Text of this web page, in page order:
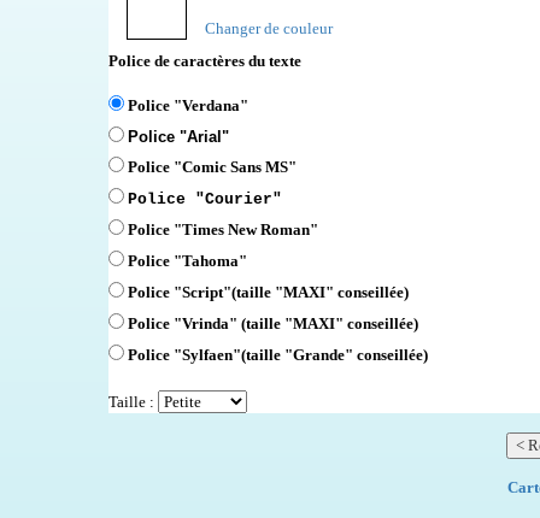
Changer de couleur
Police de caractères du texte
Police "Verdana"
Police "Arial"
Police "Comic Sans MS"
Police "Courier"
Police "Times New Roman"
Police "Tahoma"
Police "Script"(taille "MAXI" conseillée)
Police "Vrinda" (taille "MAXI" conseillée)
Police "Sylfaen"(taille "Grande" conseillée)
Taille :